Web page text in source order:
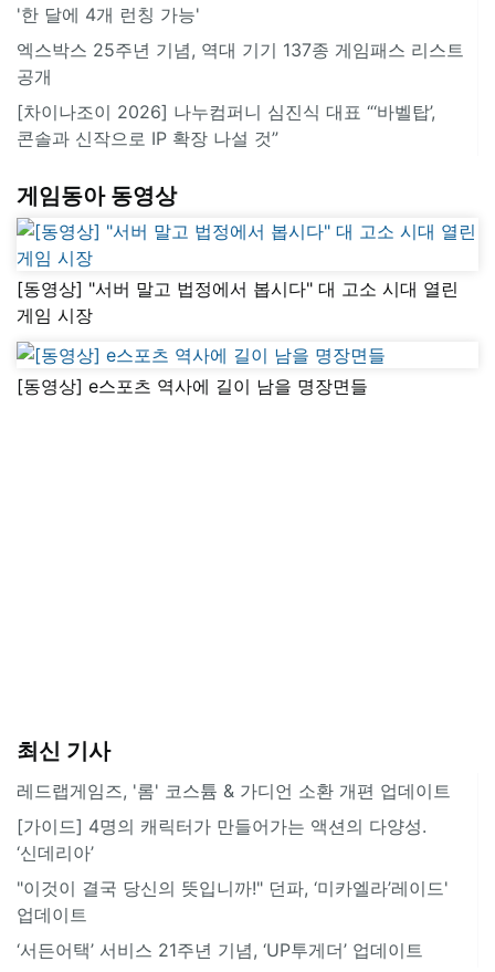
'한 달에 4개 런칭 가능'
엑스박스 25주년 기념, 역대 기기 137종 게임패스 리스트
공개
[차이나조이 2026] 나누컴퍼니 심진식 대표 “‘바벨탑’,
콘솔과 신작으로 IP 확장 나설 것”
게임동아 동영상
[동영상] "서버 말고 법정에서 봅시다" 대 고소 시대 열린
게임 시장
[동영상] e스포츠 역사에 길이 남을 명장면들
최신 기사
레드랩게임즈, '롬' 코스튬 & 가디언 소환 개편 업데이트
[가이드] 4명의 캐릭터가 만들어가는 액션의 다양성.
‘신데리아’
"이것이 결국 당신의 뜻입니까!" 던파, ‘미카엘라’레이드'
업데이트
‘서든어택’ 서비스 21주년 기념, ‘UP투게더’ 업데이트